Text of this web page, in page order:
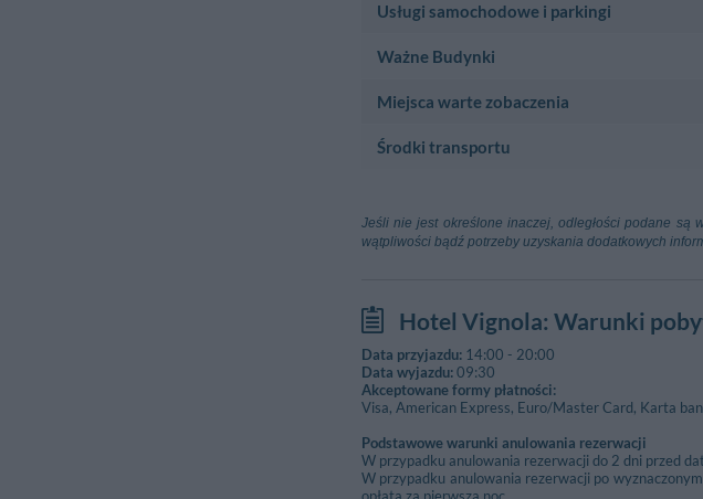
Teatr
Via Gabriele D'Annunzio - Santa Maria Degli Angeli
Centrum Sportowe
Via Ponte Rosso, 1 - Santa Maria Degli Angeli
Usługi samochodowe i parkingi
Strefa Usługowa
Ważne Budynki
Szpital
Via Fuori Porta Nuova - Assisi
Miejsca warte zobaczenia
Zabytki
Atrakcja Turystyczna
Środki transportu
Aeroporto San Francesco d'Assisi
Perugia
Stacja kolejowa
Assisi
Via Giosuè Carducci - Santa Maria Degli Angeli
Jeśli nie jest określone inaczej, odległości podane są
wątpliwości bądź potrzeby uzyskania dodatkowych
Hotel Vignola: Warunki
Data przyjazdu: 14:00 - 20:00
Data wyjazdu:09:30
Akceptowane formy płatności:
Visa, American Express, Euro/Master Card, Karta
Podstawowe warunki anulowania rezerwacji
W przypadku anulowania rezerwacji do 2 dni przed
W przypadku anulowania rezerwacji po